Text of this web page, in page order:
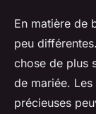
En matière de
peu
chose de plus
de mariée.
précieuses